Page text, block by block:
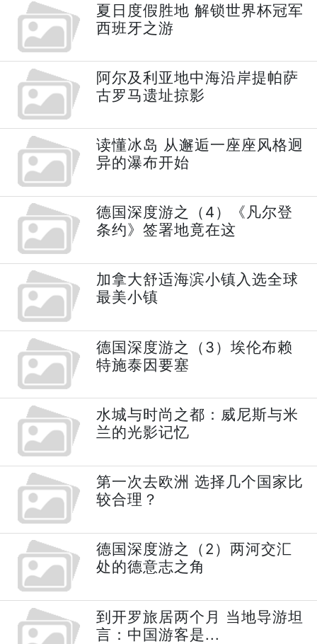
夏日度假胜地 解锁世界杯冠军
西班牙之游
阿尔及利亚地中海沿岸提帕萨
古罗马遗址掠影
读懂冰岛 从邂逅一座座风格迥
异的瀑布开始
德国深度游之（4）《凡尔登
条约》签署地竟在这
加拿大舒适海滨小镇入选全球
最美小镇
德国深度游之（3）埃伦布赖
特施泰因要塞
水城与时尚之都：威尼斯与米
兰的光影记忆
第一次去欧洲 选择几个国家比
较合理？
德国深度游之（2）两河交汇
处的德意志之角
到开罗旅居两个月 当地导游坦
言：中国游客是...